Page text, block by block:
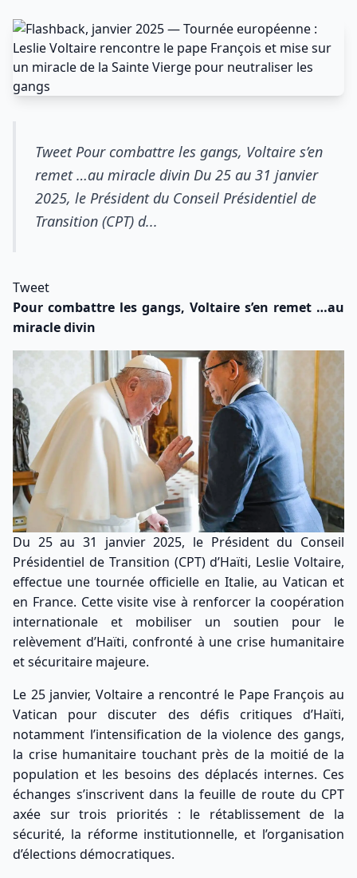
Tweet Pour combattre les gangs, Voltaire s’en
remet …au miracle divin Du 25 au 31 janvier
2025, le Président du Conseil Présidentiel de
Transition (CPT) d...
Tweet
Pour combattre les gangs, Voltaire s’en remet …au
miracle divin
Du 25 au 31 janvier 2025, le Président du Conseil
Présidentiel de Transition (CPT) d’Haïti, Leslie Voltaire,
effectue une tournée officielle en Italie, au Vatican et
en France. Cette visite vise à renforcer la coopération
internationale et mobiliser un soutien pour le
relèvement d’Haïti, confronté à une crise humanitaire
et sécuritaire majeure.
Le 25 janvier, Voltaire a rencontré le Pape François au
Vatican pour discuter des défis critiques d’Haïti,
notamment l’intensification de la violence des gangs,
la crise humanitaire touchant près de la moitié de la
population et les besoins des déplacés internes. Ces
échanges s’inscrivent dans la feuille de route du CPT
axée sur trois priorités : le rétablissement de la
sécurité, la réforme institutionnelle, et l’organisation
d’élections démocratiques.